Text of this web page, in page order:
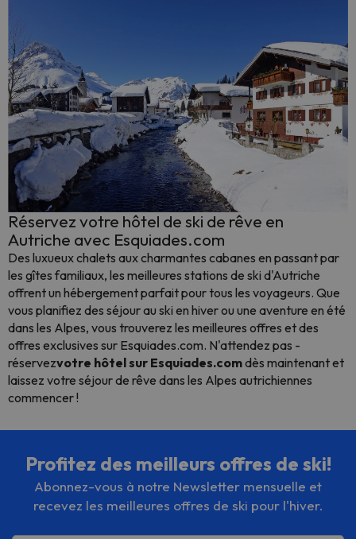
Réservez votre hôtel de ski de rêve en
Autriche avec Esquiades.com
Des luxueux chalets aux charmantes cabanes en passant par
les gîtes familiaux, les meilleures stations de ski d'Autriche
offrent un hébergement parfait pour tous les voyageurs. Que
vous planifiez des séjour au ski en hiver ou une aventure en été
dans les Alpes, vous trouverez les meilleures offres et des
offres exclusives sur Esquiades.com. N'attendez pas -
réservezvotre hôtel sur Esquiades.comdès maintenant et
laissez votre séjour de rêve dans les Alpes autrichiennes
commencer !
Profitez des meilleurs offres de ski!
Abonnez-vous à notre Newsletter mensuelle et
recevez les meilleures offres de ski pour l'hiver.